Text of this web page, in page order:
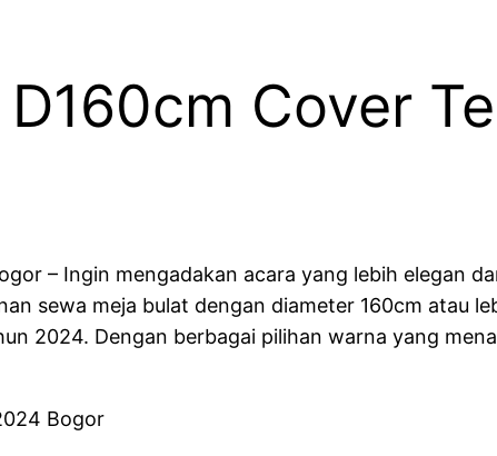
Cover
– Ingin mengadakan acara yang lebih elegan
sewa meja bulat dengan diameter 160cm atau
2024. Dengan berbagai pilihan warna yang